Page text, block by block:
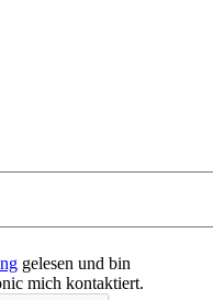
gelesen und bin
mich kontaktiert.